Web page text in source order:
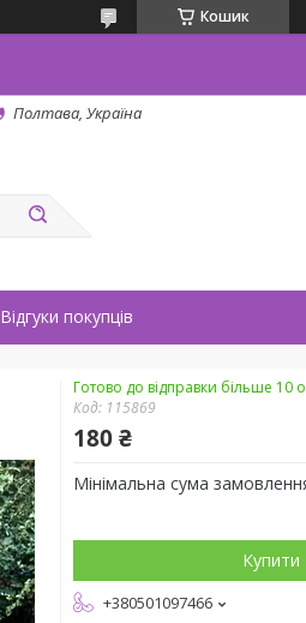
Кошик
Полтава, Україна
Відгуки покупців
Готово до відправки більше 10
Код: 115869
180 ₴
Мінімальна сума
Купити
+380501097466